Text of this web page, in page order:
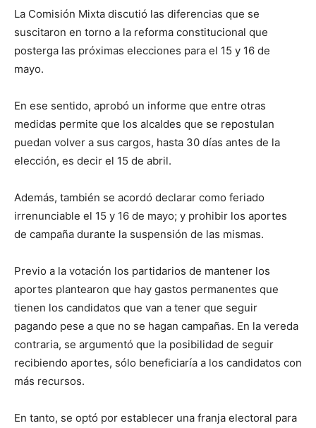
La Comisión Mixta discutió las diferencias que se
suscitaron en torno a la reforma constitucional que
posterga las próximas elecciones para el 15 y 16 de
mayo.
En ese sentido, aprobó un informe que entre otras
medidas permite que los alcaldes que se repostulan
puedan volver a sus cargos, hasta 30 días antes de la
elección, es decir el 15 de abril.
Además, también se acordó declarar como feriado
irrenunciable el 15 y 16 de mayo; y prohibir los aportes
de campaña durante la suspensión de las mismas.
Previo a la votación los partidarios de mantener los
aportes plantearon que hay gastos permanentes que
tienen los candidatos que van a tener que seguir
pagando pese a que no se hagan campañas. En la vereda
contraria, se argumentó que la posibilidad de seguir
recibiendo aportes, sólo beneficiaría a los candidatos con
más recursos.
En tanto, se optó por establecer una franja electoral para